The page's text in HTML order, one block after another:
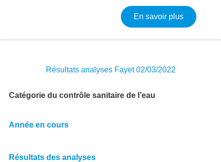
En savoir plussur
Résultats analyses Fayet 02/03/2022
Catégorie du contrôle sanitaire de l’eau
Année en cours
Résultats des analyses